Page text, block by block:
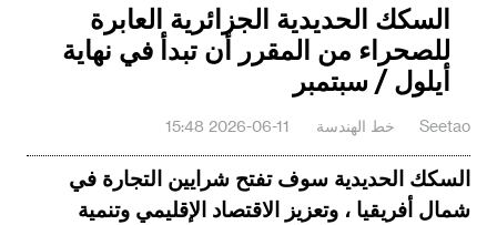
السكك الحديدية الجزائرية العابرة
للصحراء من المقرر أن تبدأ في نهاية
أيلول / سبتمبر
Seetao خط الهندسة 2026-06-11 15:48
السكك الحديدية سوف تفتح شرايين التجارة في
شمال أفريقيا ، وتعزيز الاقتصاد الإقليمي وتنمية